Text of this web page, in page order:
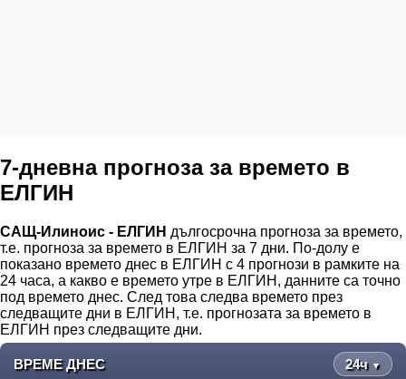
7-дневна прогноза за времето в
ЕЛГИН
САЩ-Илиноис - ЕЛГИН дългосрочна прогноза за времето,
т.е. прогноза за времето в ЕЛГИН за 7 дни. По-долу е
показано времето днес в ЕЛГИН с 4 прогнози в рамките на
24 часа, а какво е времето утре в ЕЛГИН, данните са точно
под времето днес. След това следва времето през
следващите дни в ЕЛГИН, т.е. прогнозата за времето в
ЕЛГИН през следващите дни.
ВРЕМЕ ДНЕС 24ч ▼